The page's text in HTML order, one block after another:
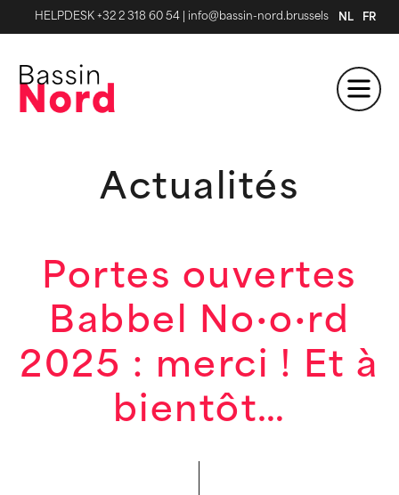
HELPDESK +32 2 318 60 54 info@bassin-nord.brussels NL FR
Actualités
Portes ouvertes
Babbel No·o·rd
2025 : merci ! Et à
bientôt…